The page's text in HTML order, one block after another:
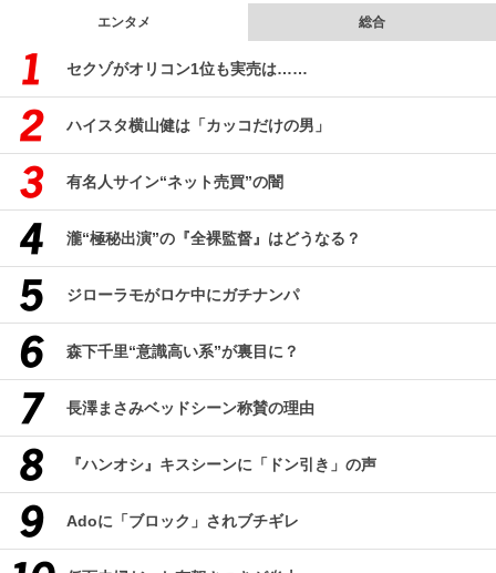
エンタメ 総合
セクゾがオリコン1位も実売は……
ハイスタ横山健は「カッコだけの男」
有名人サイン“ネット売買”の闇
瀧“極秘出演”の『全裸監督』はどうなる？
ジローラモがロケ中にガチナンパ
森下千里“意識高い系”が裏目に？
長澤まさみベッドシーン称賛の理由
『ハンオシ』キスシーンに「ドン引き」の声
Adoに「ブロック」されブチギレ